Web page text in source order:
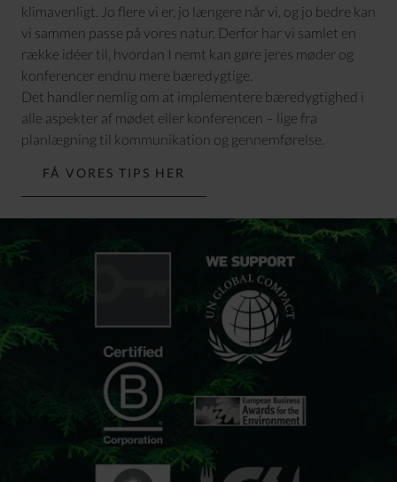
klimavenligt. Jo flere vi er, jo længere når vi, og jo bedre kan
vi sammen passe på vores natur. Derfor har vi samlet en
række idéer til, hvordan I nemt kan gøre jeres møder og
konferencer endnu mere bæredygtige.
Det handler nemlig om at implementere bæredygtighed i
alle aspekter af mødet eller konferencen – lige fra
planlægning til kommunikation og gennemførelse.
FÅ VORES TIPS HER